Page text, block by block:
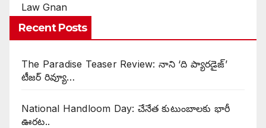
Law Gnan
Recent Posts
The Paradise Teaser Review: నాని ‘ది ప్యారడైజ్’
టీజర్ రివ్యూ…
National Handloom Day: చేనేత కుటుంబాలకు భారీ
ఊరట..